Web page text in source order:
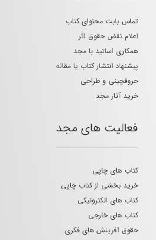
تماس بابت محتوای کتاب
اعلام نقض حقوق اثر
همکاری اساتید با مجد
پیشنهاد انتشار کتاب یا مقاله
حروفچینی و طراحی
خرید آثار مجد
فعالیت های مجد
کتاب های چاپی
خرید بخشی از کتاب چاپی
کتاب های الکترونیکی
کتاب های خارجی
حقوق آفرینش های فکری